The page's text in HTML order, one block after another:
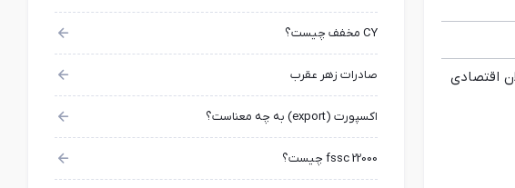
اقتصادی
CY مخفف چیست؟
صادرات زهر عقرب
اکسپورت (export) به چه معناست؟
fssc 22000 چیست؟